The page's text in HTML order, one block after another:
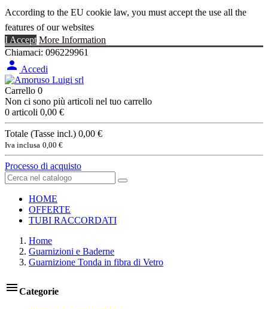
According to the EU cookie law, you must accept the use all the
features of our websites
I Accept More Information
Chiamaci: 096229961
 Accedi
Carrello 0
Non ci sono più articoli nel tuo carrello
0 articoli 0,00 €
Totale (Tasse incl.) 0,00 €
Iva inclusa 0,00 €
Processo di acquisto
HOME
OFFERTE
TUBI RACCORDATI
Home
Guarnizioni e Baderne
Guarnizione Tonda in fibra di Vetro
Categorie